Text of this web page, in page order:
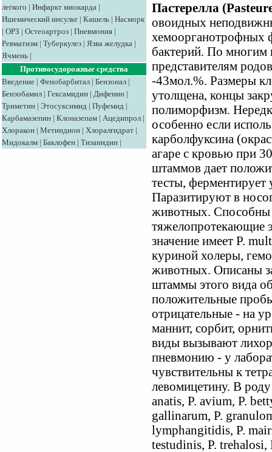
легкого | Инфаркт миокарда |
Ишемический инсульт | Кашель | Насморк
| ОРЗ | Остеоартроз | Пневмония |
Ревматизм | Туберкулез | Язва желудка |
Ячмень |
Противосудорожные средства
Введение | Фенобарбитал | Бензонал |
Бензобамил | Гексамидин | Дифенин |
Триметин | Этосуксимид | Пуфемид |
Карбамазепин | Клоназепам | Ацедипрол |
Хлоракон | Метиндион | Хлоралгидрат |
Мидокалм | Баклофен | Тизанидин |
Пастерелла
овоидных
хемоорганотрофных
бактерий. По многим
представителям
-43мол.%. Размеры
утолщена, концы
полиморфизм.
особенно если
карболфуксина
агаре с кровью при
штаммов дает
тесты, ферментирует
Паразитируют в
животных. Способны
тяжелопротекающие
значение имеет P.
куриной холеры,
животных. Описаны
штаммы этого вида
положительные
отрицательные - на
маннит, сорбит,
виды вызывают
пневмонию - у
чувствительны к
левомицетину. В
anatis, P. avium, P.
gallinarum, P.
lymphangitidis, P.
testudinis, P. trehalosi,